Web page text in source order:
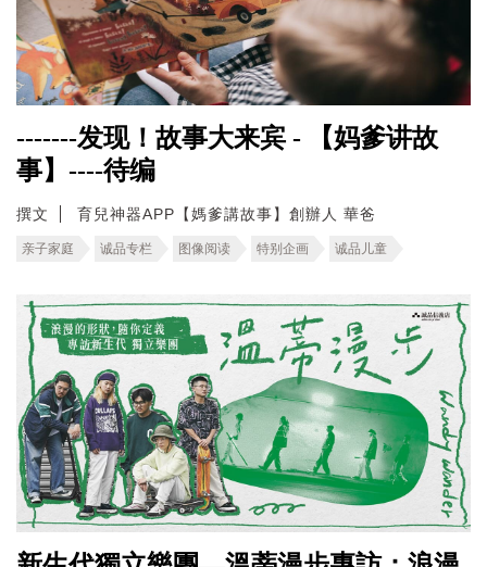
-------发现！故事大来宾 - 【妈爹讲故
事】----待编
撰文 育兒神器APP【媽爹講故事】創辦人 華爸
亲子家庭 诚品专栏 图像阅读 特别企画 诚品儿童